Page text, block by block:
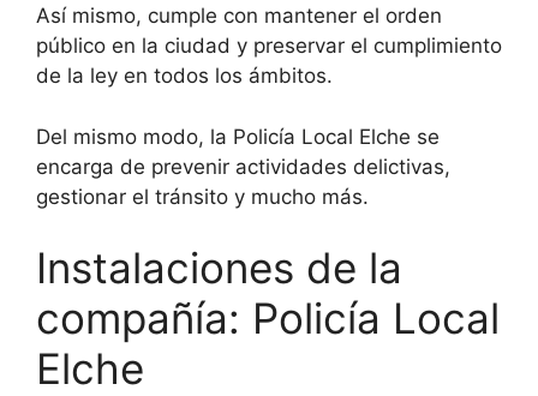
Así mismo, cumple con mantener el orden
público en la ciudad y preservar el cumplimiento
de la ley en todos los ámbitos.
Del mismo modo, la Policía Local Elche se
encarga de prevenir actividades delictivas,
gestionar el tránsito y mucho más.
Instalaciones de la
compañía: Policía Local
Elche